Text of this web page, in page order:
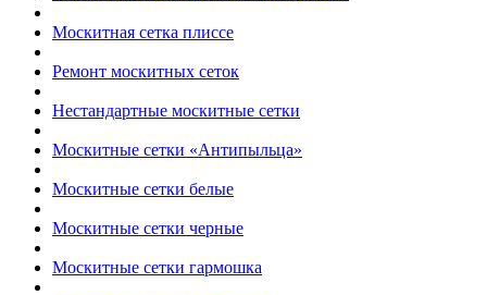
Москитная сетка плиссе
Ремонт москитных сеток
Нестандартные москитные сетки
Москитные сетки «Антипыльца»
Москитные сетки белые
Москитные сетки черные
Москитные сетки гармошка